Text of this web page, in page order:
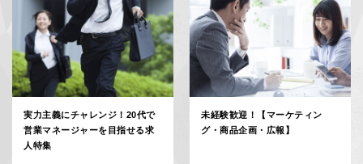
実力主義にチャレンジ！20代で
営業マネージャーを目指せる求
人特集
未経験歓迎！【マーケティン
グ・商品企画・広報】